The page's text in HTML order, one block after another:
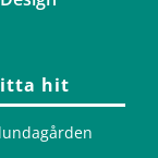
hit